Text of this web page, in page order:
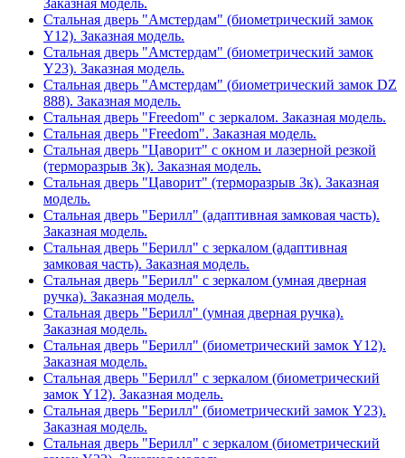
Заказная модель.
Стальная дверь "Амстердам" (биометрический замок
Y12). Заказная модель.
Стальная дверь "Амстердам" (биометрический замок
Y23). Заказная модель.
Стальная дверь "Амстердам" (биометрический замок DZ
888). Заказная модель.
Стальная дверь "Freedom" с зеркалом. Заказная модель.
Стальная дверь "Freedom". Заказная модель.
Стальная дверь "Цаворит" с окном и лазерной резкой
(терморазрыв 3к). Заказная модель.
Стальная дверь "Цаворит" (терморазрыв 3к). Заказная
модель.
Стальная дверь "Берилл" (адаптивная замковая часть).
Заказная модель.
Стальная дверь "Берилл" с зеркалом (адаптивная
замковая часть). Заказная модель.
Стальная дверь "Берилл" с зеркалом (умная дверная
ручка). Заказная модель.
Стальная дверь "Берилл" (умная дверная ручка).
Заказная модель.
Стальная дверь "Берилл" (биометрический замок Y12).
Заказная модель.
Стальная дверь "Берилл" с зеркалом (биометрический
замок Y12). Заказная модель.
Стальная дверь "Берилл" (биометрический замок Y23).
Заказная модель.
Стальная дверь "Берилл" с зеркалом (биометрический